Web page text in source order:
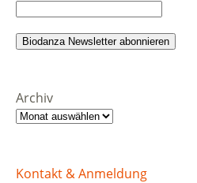
Archiv
Kontakt & Anmeldung